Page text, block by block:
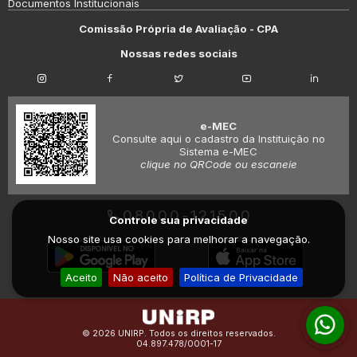
Controle sua privacidade
Nosso site usa cookies para melhorar a navegação.
Aceito Não aceito Política de Privacidade
Documentos Institucionais
Comissão Própria de Avaliação - CPA
Nossas redes sociais
e-MEC
Consulte aqui o cadastro da Instituição no
Sistema e-MEC
clique no QRCode ou escaneie
08000-121500
© 2026 UNIRP. Todos os direitos reservados.
04.897.478/0001-17